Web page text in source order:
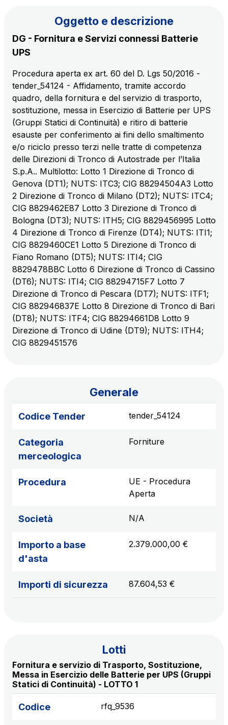
Movyon
L'operatore tecnologico per l'integrazione di
soluzioni di Intelligent Transport Systems
Tecne
La società di ingegneria del gruppo Autostrade per
l’Italia
Amplia
Società leader in Italia nella realizzazione di
infrastrutture complesse
Elgea
Produzione e vendita di energia da fonti rinnovabili
AdMoving
spazi, servizi pubblicitari, gestione eventi nelle aree
di servizio
YouVerse
servizi amministrativi, generali, gestione immobili
S.p.A.
Km rete: 6
Scadenza concessione: 2050
Raccordo Autostradale Valle d’Aosta S.p.A.
Scadenza concessione: 2032
Società Autostrada Tirrenica p.A.
Km rete: 55
Tangenziale di Napoli S.p.A.
Scopri la nostra App
Inquadra il QR Code con la fotocamera del tuo
cellulare per scaricare l’App
Vai alla pagina
Oggetto e descrizione
DG - Fornitura e Servizi connessi Batterie
UPS
Procedura aperta ex art. 60 del D. Lgs 50/2016 -
tender_54124 - Affidamento, tramite accordo
quadro, della fornitura e del servizio di trasporto,
sostituzione, messa in Esercizio di Batterie per UPS
(Gruppi Statici di Continuità) e ritiro di batterie
esauste per conferimento ai fini dello smaltimento
e/o riciclo presso terzi nelle tratte di competenza
delle Direzioni di Tronco di Autostrade per l’Italia
S.p.A.. Multilotto: Lotto 1 Direzione di Tronco di
Genova (DT1); NUTS: ITC3; CIG 88294504A3 Lotto
2 Direzione di Tronco di Milano (DT2); NUTS: ITC4;
CIG 8829462E87 Lotto 3 Direzione di Tronco di
Bologna (DT3); NUTS: ITH5; CIG 8829456995 Lotto
4 Direzione di Tronco di Firenze (DT4); NUTS: ITI1;
CIG 8829460CE1 Lotto 5 Direzione di Tronco di
Fiano Romano (DT5); NUTS: ITI4; CIG
8829478BBC Lotto 6 Direzione di Tronco di Cassino
(DT6); NUTS: ITI4; CIG 88294715F7 Lotto 7
Direzione di Tronco di Pescara (DT7); NUTS: ITF1;
CIG 882946837E Lotto 8 Direzione di Tronco di Bari
(DT8); NUTS: ITF4; CIG 88294661D8 Lotto 9
Direzione di Tronco di Udine (DT9); NUTS: ITH4;
CIG 8829451576
Generale
Codice Tender tender_54124
Categoria
merceologica
Forniture
Procedura
UE - Procedura
Aperta
Società N/A
Importo a base
d'asta
2.379.000,00 €
Importi di sicurezza 87.604,53 €
Lotti
Fornitura e servizio di Trasporto, Sostituzione,
Messa in Esercizio delle Batterie per UPS (Gruppi
Statici di Continuità) - LOTTO 1
Codice rfq_9536